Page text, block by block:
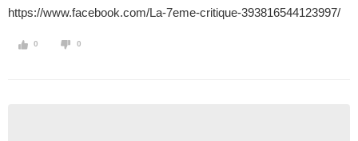
https://www.facebook.com/La-7eme-critique-393816544123997/
0 0